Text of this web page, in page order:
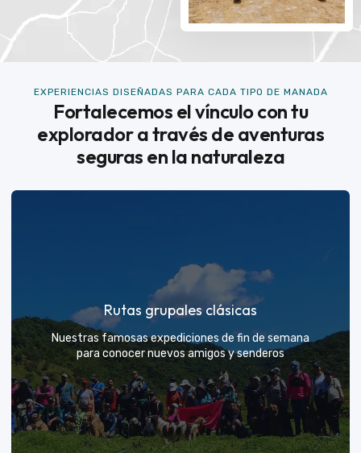
EXPERIENCIAS DISEÑADAS PARA CADA TIPO DE MANADA
Fortalecemos el vínculo con tu
explorador a través de aventuras
seguras en la naturaleza
Rutas grupales clásicas
Nuestras famosas expediciones de fin de semana
para conocer nuevos amigos y senderos